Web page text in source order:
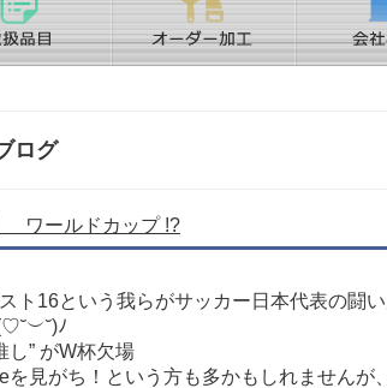
ログ
ワールドカップ !?
ト16という我らがサッカー日本代表の闘
ﾉ
し” がW杯欠場
を見がち！という方も多かもしれませんが